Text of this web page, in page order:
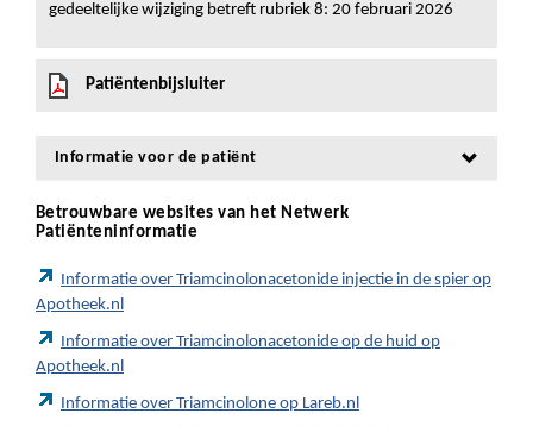
gedeeltelijke wijziging betreft rubriek 8: 20 februari 2026
Patiëntenbijsluiter
Informatie voor de patiënt
Betrouwbare websites van het Netwerk
Patiënteninformatie
Informatie over Triamcinolonacetonide injectie in de spier op
Apotheek.nl
Informatie over Triamcinolonacetonide op de huid op
Apotheek.nl
Informatie over Triamcinolone op Lareb.nl